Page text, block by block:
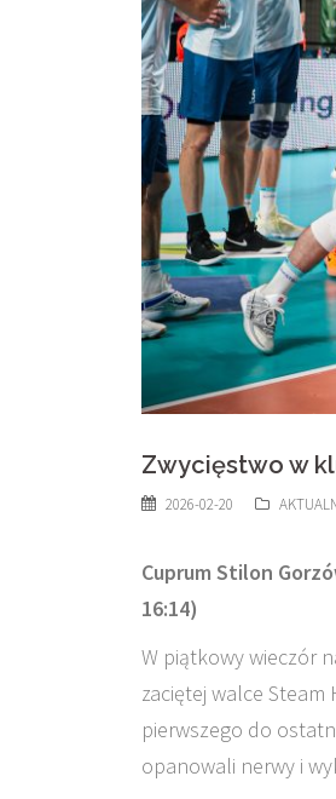
Zwycięstwo w
2026-02-20
Cuprum Stilon
16:14)
W piątkowy wieczór
zaciętej walce
pierwszego do
opanowali nerwy i